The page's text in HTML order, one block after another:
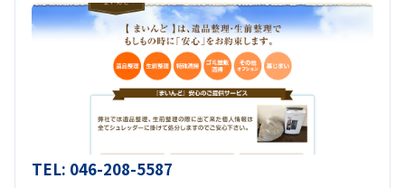
TEL: 046-208-5587